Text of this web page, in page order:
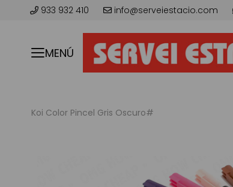
933 932 410 info@serveiestacio.com
MENÚ
Koi Color Pincel Gris Oscuro#